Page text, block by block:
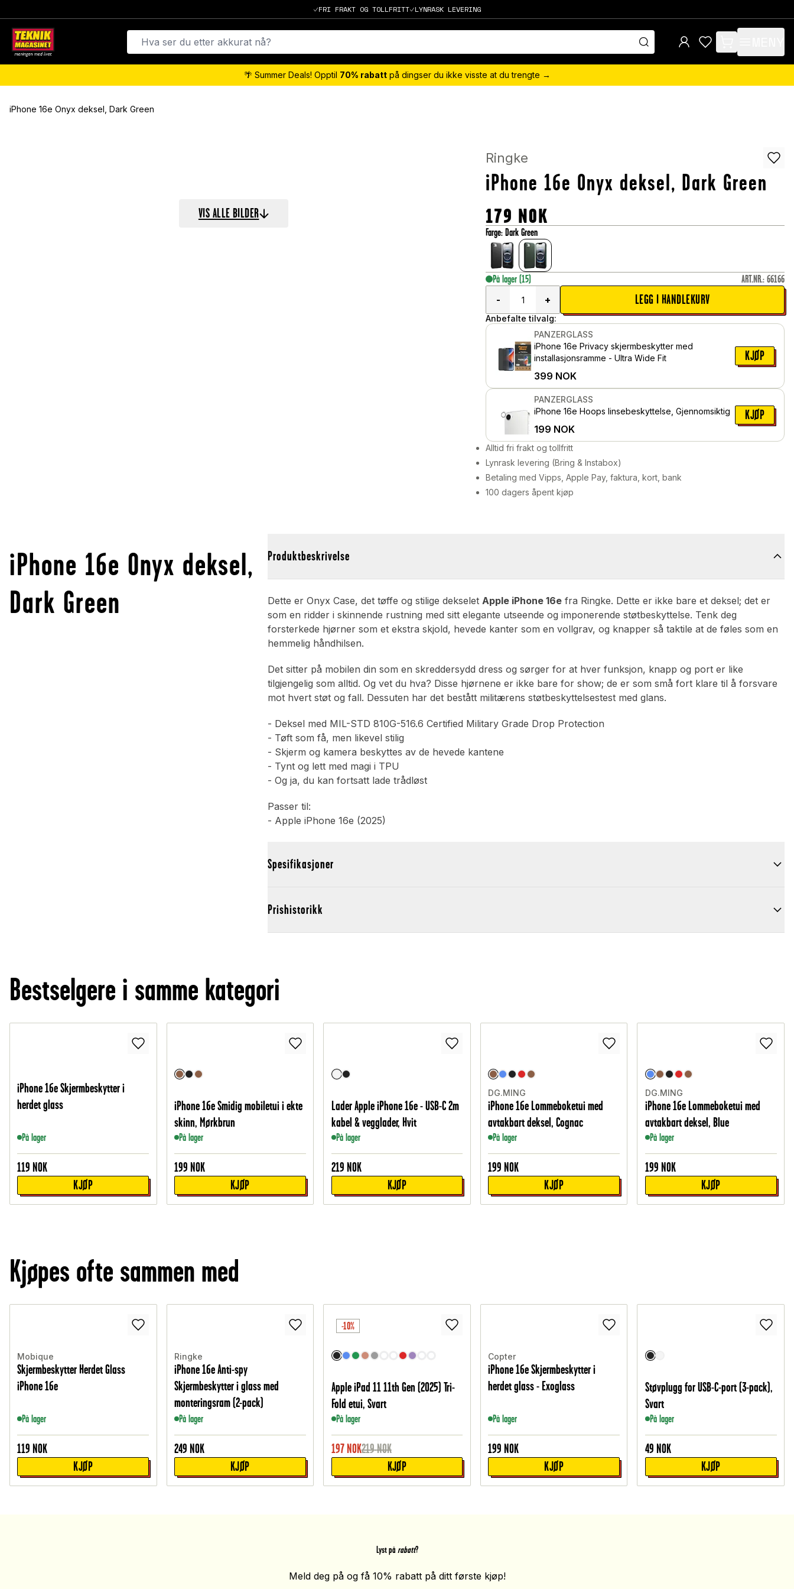
FRI FRAKT OG TOLLFRITT LYNRASK LEVERING
items in cart, view
🌴 Summer Deals! Opptil 70% rabattpå dingser du ikke visste at du trengte →
iPhone 16e Onyx deksel, Dark Green
VIS ALLE BILDER
Ringke
iPhone 16e Onyx deksel, Dark Green
179 NOK
Farge: Dark Green
På lager (15) ART.NR.: 66166
-
+ LEGG I HANDLEKURV
Anbefalte tilvalg:
PANZERGLASS
iPhone 16e Privacy skjermbeskytter med
installasjonsramme - Ultra Wide Fit
399 NOK
KJØP
PANZERGLASS
iPhone 16e Hoops linsebeskyttelse, Gjennomsiktig
199 NOK
KJØP
Alltid fri frakt og tollfritt
Lynrask levering (Bring & Instabox)
Betaling med Vipps, Apple Pay, faktura, kort, bank
100 dagers åpent kjøp
iPhone 16e Onyx deksel,
Dark Green
Produktbeskrivelse
Dette er Onyx Case, det tøffe og stilige dekseletApple iPhone 16e fra Ringke. Dette er ikke bare et deksel; det er
som en ridder i skinnende rustning med sitt elegante utseende og imponerende støtbeskyttelse. Tenk deg
forsterkede hjørner som et ekstra skjold, hevede kanter som en vollgrav, og knapper så taktile at de føles som en
hemmelig håndhilsen.
Det sitter på mobilen din som en skreddersydd dress og sørger for at hver funksjon, knapp og port er like
tilgjengelig som alltid. Og vet du hva? Disse hjørnene er ikke bare for show; de er som små fort klare til å forsvare
mot hvert støt og fall. Dessuten har det bestått militærens støtbeskyttelsestest med glans.
- Deksel med MIL-STD 810G-516.6 Certified Military Grade Drop Protection
- Tøft som få, men likevel stilig
- Skjerm og kamera beskyttes av de hevede kantene
- Tynt og lett med magi i TPU
- Og ja, du kan fortsatt lade trådløst
Passer til:
- Apple iPhone 16e (2025)
Spesifikasjoner
Prishistorikk
Bestselgere i samme kategori
iPhone 16e Skjermbeskytter i
herdet glass
På lager
119 NOK
KJØP
iPhone 16e Smidig mobiletui i ekte
skinn, Mørkbrun
På lager
199 NOK
KJØP
Lader Apple iPhone 16e - USB-C 2m
kabel & vegglader, Hvit
På lager
219 NOK
KJØP
DG.MING
iPhone 16e Lommeboketui med
avtakbart deksel, Cognac
På lager
199 NOK
KJØP
DG.MING
iPhone 16e Lommeboketui med
avtakbart deksel, Blue
På lager
199 NOK
KJØP
Kjøpes ofte sammen med
Mobique
Skjermbeskytter Herdet Glass
iPhone 16e
På lager
119 NOK
KJØP
Ringke
iPhone 16e Anti-spy
Skjermbeskytter i glass med
monteringsram (2-pack)
På lager
249 NOK
KJØP
-10%
Apple iPad 11 11th Gen (2025) Tri-
Fold etui, Svart
På lager
197 NOK219NOK
KJØP
Copter
iPhone 16e Skjermbeskytter i
herdet glass - Exoglass
På lager
199 NOK
KJØP
Støvplugg for USB-C-port (3-pack),
Svart
På lager
49 NOK
KJØP
Lyst på rabatt?
Meld deg på og få 10% rabatt på ditt første kjøp!